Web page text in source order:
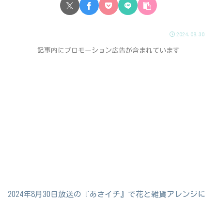
2024.08.30
記事内にプロモーション広告が含まれています
2024年8月30日放送の『あさイチ』で花と雑貨アレンジに